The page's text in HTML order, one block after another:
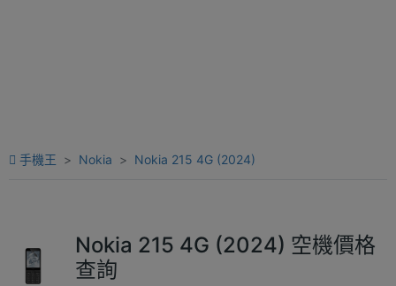
手機王 Nokia Nokia 215 4G (2024)
Nokia 215 4G (2024) 空機價格
查詢